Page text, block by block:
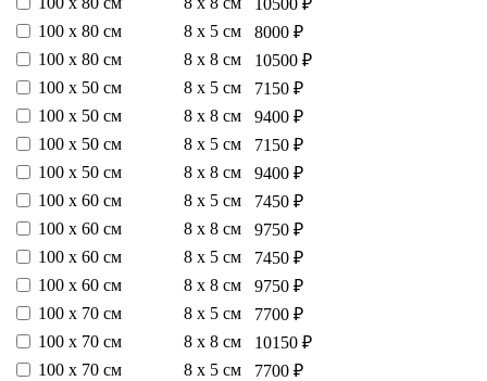
10500 ₽
100 х 80 см
8 х 5 см
8000 ₽
100 х 80 см
8 х 8 см
10500 ₽
100 х 50 см
8 х 5 см
7150 ₽
100 х 50 см
8 х 8 см
9400 ₽
100 х 50 см
8 х 5 см
7150 ₽
100 х 50 см
8 х 8 см
9400 ₽
100 х 60 см
8 х 5 см
7450 ₽
100 х 60 см
8 х 8 см
9750 ₽
100 х 60 см
8 х 5 см
7450 ₽
100 х 60 см
8 х 8 см
9750 ₽
100 х 70 см
8 х 5 см
7700 ₽
100 х 70 см
8 х 8 см
10150 ₽
100 х 70 см
8 х 5 см
7700 ₽